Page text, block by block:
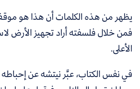
يظهر من هذه الكلمات أن هذا هو
فمن خلال فلسفته أراد تجهيز الأرض
الأعلى.
في نفس الكتاب، عبَّر نيتشه عن إحباطه